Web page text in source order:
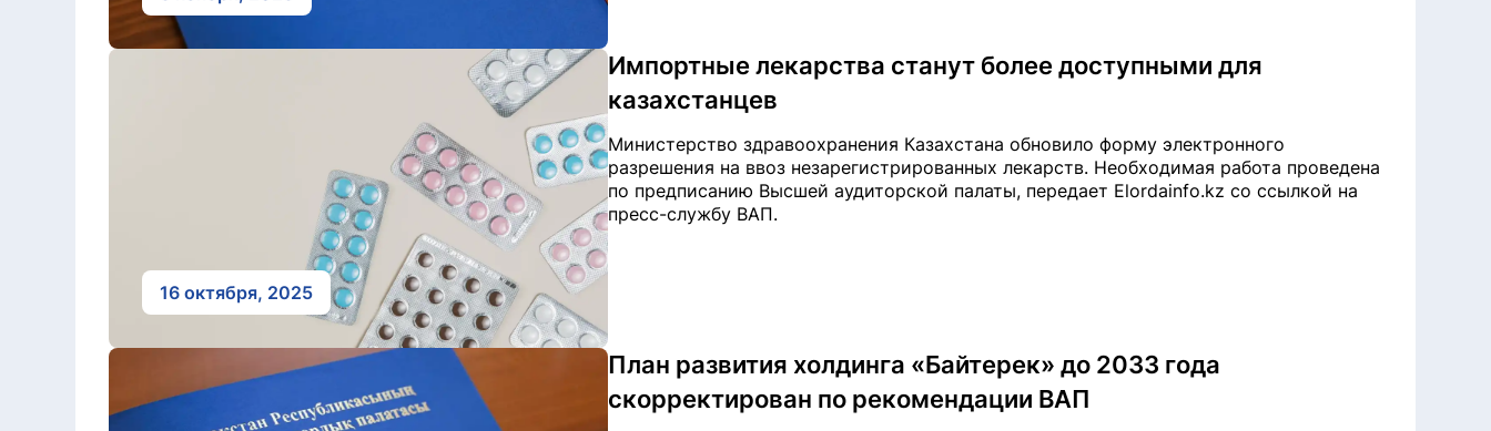
16 октября, 2025
Импортные лекарства станут более доступными для
казахстанцев
Министерство здравоохранения Казахстана обновило форму электронного
разрешения на ввоз незарегистрированных лекарств. Необходимая работа проведена
по предписанию Высшей аудиторской палаты, передает Elordainfo.kz со ссылкой на
пресс-службу ВАП.
План развития холдинга «Байтерек» до 2033 года
скорректирован по рекомендации ВАП